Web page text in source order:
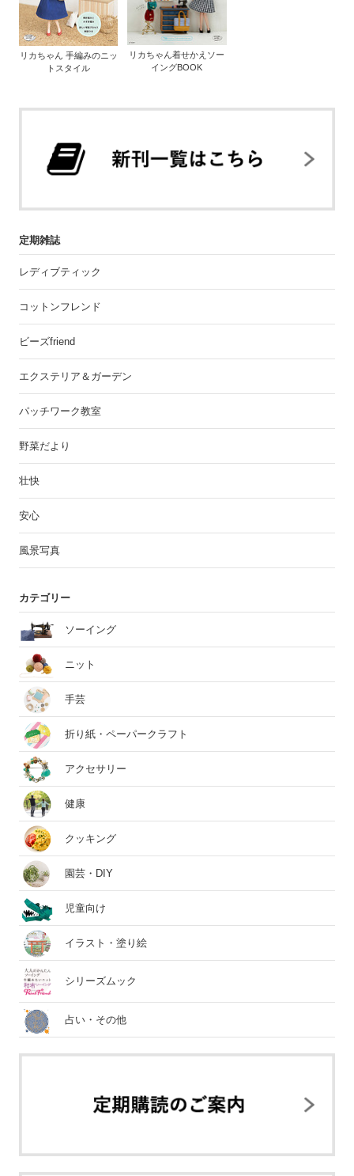
リカちゃん 手編みのニッ
トスタイル
リカちゃん着せかえソー
イングBOOK
定期雑誌
レディブティック
コットンフレンド
ビーズfriend
エクステリア＆ガーデン
パッチワーク教室
野菜だより
壮快
安心
風景写真
カテゴリー
ソーイング
ニット
手芸
折り紙・ペーパークラフト
アクセサリー
健康
クッキング
園芸・DIY
児童向け
イラスト・塗り絵
シリーズムック
占い・その他